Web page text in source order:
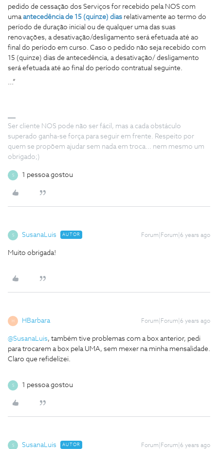
pedido de cessação dos Serviços for recebido pela NOS com
umaantecedência de 15 (quinze) dias relativamente ao termo do
período de duração inicial ou de qualquer uma das suas
renovações, a desativação/desligamento será efetuada até ao
final do período em curso. Caso o pedido não seja recebido com
15 (quinze) dias de antecedência, a desativação/ desligamento
será efetuada até ao final do período contratual seguinte.
...”
Ser cliente NOS pode não ser fácil, mas a cada obstáculo
superado ganha-se força para seguir em frente. Respeito por
quem se propõem ajudar sem nada em troca... nem mesmo um
obrigado;)
S 1 pessoa gostou
S SusanaLuis AUTOR Forum|Forum|6 years ago
Muito obrigada!
HBarbara Forum|Forum|6 years ago
@SusanaLuis, também tive problemas com a box anterior, pedi
para trocarem a box pela UMA, sem mexer na minha mensalidade.
Claro que refidelizei.
S 1 pessoa gostou
S SusanaLuis AUTOR Forum|Forum|6 years ago